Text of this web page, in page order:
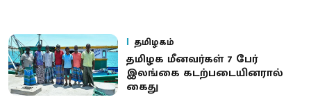
தமிழகம்
தமிழக மீனவர்கள் 7 பேர்
இலங்கை கடற்படையினரால்
கைது